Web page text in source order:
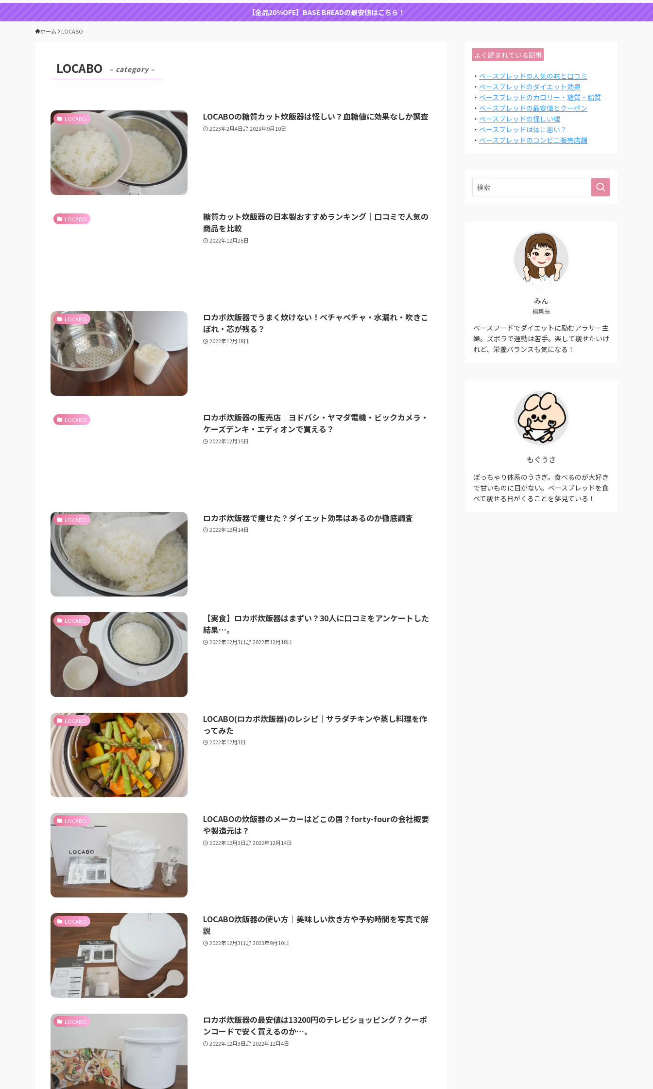
【全品20%OFE】BASE BREADの最安値はこちら！
ホーム LOCABO
LOCABO – category –
LOCABO LOCABOの糖質カット炊飯器は怪しい？血糖値に効果なしか調査
2023年2月4日 2023年9月10日
LOCABO
糖質カット炊飯器の日本製おすすめランキング｜口コミで人気の
商品を比較
2022年12月26日
LOCABO
ロカボ炊飯器でうまく炊けない！ベチャベチャ・水漏れ・吹きこ
ぼれ・芯が残る？
2022年12月18日
LOCABO
ロカボ炊飯器の販売店｜ヨドバシ・ヤマダ電機・ビックカメラ・
ケーズデンキ・エディオンで買える？
2022年12月15日
LOCABO ロカボ炊飯器で痩せた？ダイエット効果はあるのか徹底調査
2022年12月14日
LOCABO
【実食】ロカボ炊飯器はまずい？30人に口コミをアンケートした
結果…。
2022年12月3日 2022年12月18日
LOCABO
LOCABO(ロカボ炊飯器)のレシピ｜サラダチキンや蒸し料理を作
ってみた
2022年12月3日
LOCABO
LOCABOの炊飯器のメーカーはどこの国？forty-fourの会社概要
や製造元は？
2022年12月3日 2022年12月14日
LOCABO
LOCABO炊飯器の使い方｜美味しい炊き方や予約時間を写真で解
説
2022年12月3日 2023年9月10日
LOCABO
ロカボ炊飯器の最安値は13200円のテレビショッピング？クーポ
ンコードで安く買えるのか…。
2022年12月3日 2022年12月4日
よく読まれている記事
・ ベースブレッドの人気の味と口コミ
・ ベースブレッドのダイエット効果
・ ベースブレッドのカロリー・糖質・脂質
・ ベースブレッドの最安値とクーポン
・ ベースブレッドの怪しい嘘
・ ベースブレッドは体に悪い？
・ ベースブレッドのコンビニ販売店舗
みん
編集長
ベースフードでダイエットに励むアラサー主
婦。ズボラで運動は苦手。楽して痩せたいけ
れど、栄養バランスも気になる！
もぐうさ
ぽっちゃり体系のうさぎ。食べるのが大好き
で甘いものに目がない。ベースブレッドを食
べて痩せる日がくることを夢見ている！